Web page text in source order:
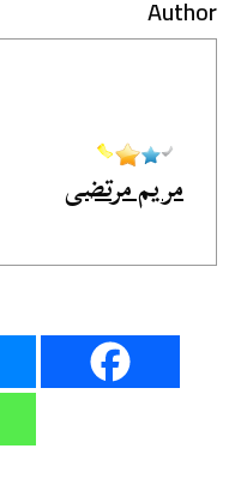
Author
مريم مرتضى